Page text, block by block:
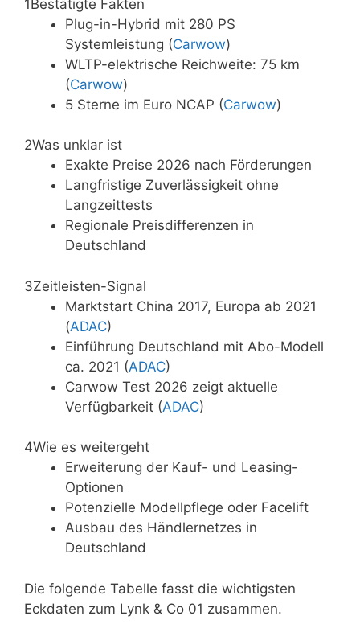
1Bestätigte Fakten
Plug-in-Hybrid mit 280 PS
Systemleistung (Carwow)
WLTP-elektrische Reichweite: 75 km
(Carwow)
5 Sterne im Euro NCAP (Carwow)
2Was unklar ist
Exakte Preise 2026 nach Förderungen
Langfristige Zuverlässigkeit ohne
Langzeittests
Regionale Preisdifferenzen in
Deutschland
3Zeitleisten-Signal
Marktstart China 2017, Europa ab 2021
(ADAC)
Einführung Deutschland mit Abo-Modell
ca. 2021 (ADAC)
Carwow Test 2026 zeigt aktuelle
Verfügbarkeit (ADAC)
4Wie es weitergeht
Erweiterung der Kauf- und Leasing-
Optionen
Potenzielle Modellpflege oder Facelift
Ausbau des Händlernetzes in
Deutschland
Die folgende Tabelle fasst die wichtigsten
Eckdaten zum Lynk & Co 01 zusammen.